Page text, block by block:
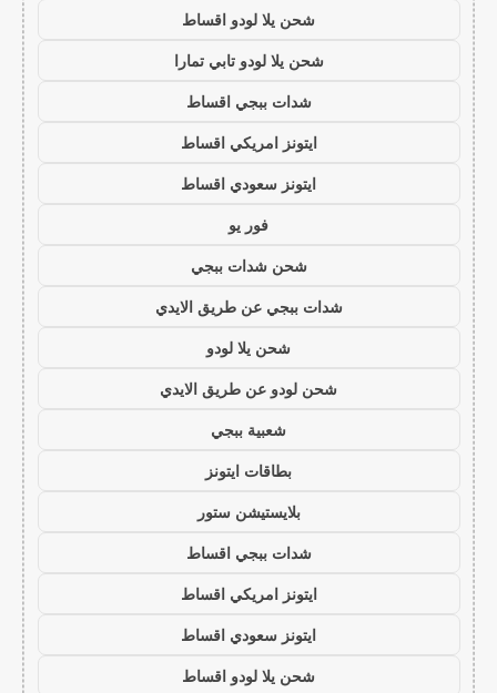
شحن يلا لودو اقساط
شحن يلا لودو تابي تمارا
شدات ببجي اقساط
ايتونز امريكي اقساط
ايتونز سعودي اقساط
فور يو
شحن شدات ببجي
شدات ببجي عن طريق الايدي
شحن يلا لودو
شحن لودو عن طريق الايدي
شعبية ببجي
بطاقات ايتونز
بلايستيشن ستور
شدات ببجي اقساط
ايتونز امريكي اقساط
ايتونز سعودي اقساط
شحن يلا لودو اقساط